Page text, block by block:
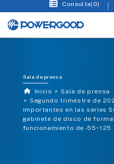
Consulta(0)
Sala de prensa
Inicio
Sala de prensa
Segundo trimestre de
importantes en las series
gabinete de disco de
funcionamiento de -55~125